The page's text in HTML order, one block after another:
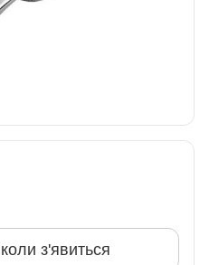
з'явиться